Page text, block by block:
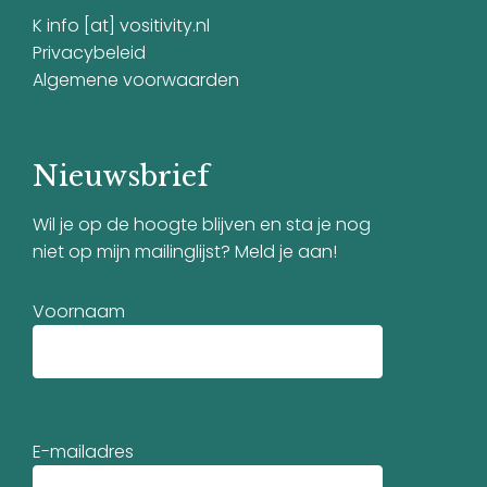
K info [at] vositivity.nl
Privacybeleid
Algemene voorwaarden
Nieuwsbrief
Wil je op de hoogte blijven en sta je nog
niet op mijn mailinglijst? Meld je aan!
Voornaam
E-mailadres